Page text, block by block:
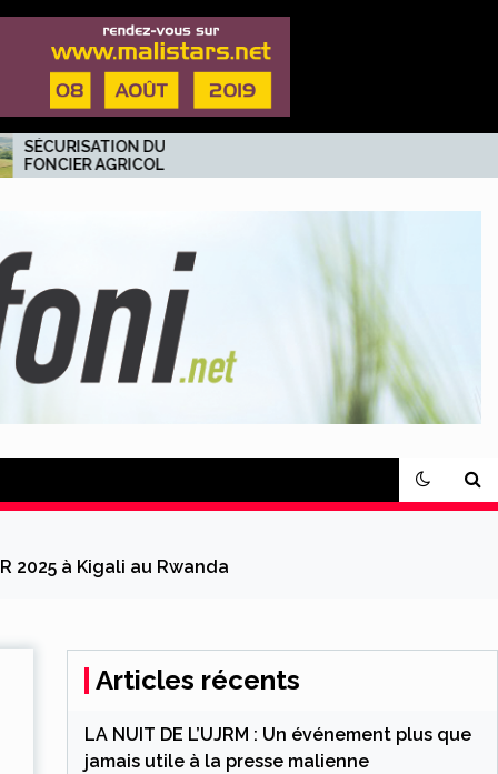
DU
ses
Abdoulaye dit Allaye
2025 à Kigali au Rwanda
Articles récents
LA NUIT DE L’UJRM : Un événement plus que
jamais utile à la presse malienne